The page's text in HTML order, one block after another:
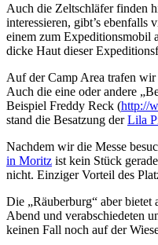
Auch die Zeltschläfer finden
interessieren, gibt’s
einem zum Expeditionsmobil
dicke Haut dieser
Auf der Camp Area trafen wir
Auch die eine oder andere
Beispiel Freddy Reck (http://
stand die Besatzung derLila
Nachdem wir die Messe
in Moritz ist kein Stück
nicht. Einziger Vorteil des
Die „Räuberburg“ aber
Abend und verabschiedeten
keinen Fall noch auf der